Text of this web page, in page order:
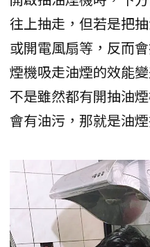
往上抽走，但若是把
或開電風扇等，反而
煙機吸走油煙的效能
不是雖然都有開抽油
會有油污，那就是油